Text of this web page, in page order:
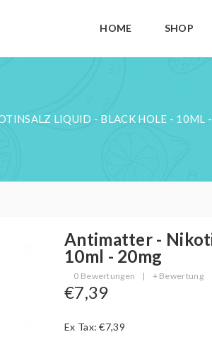
HOME SHOP
LIQUID - BLACK HOLE - 10ML
Antimatter -
10ml - 20mg
0 Bewertungen | + Bewertung
€7,39
Ex Tax: €7,39